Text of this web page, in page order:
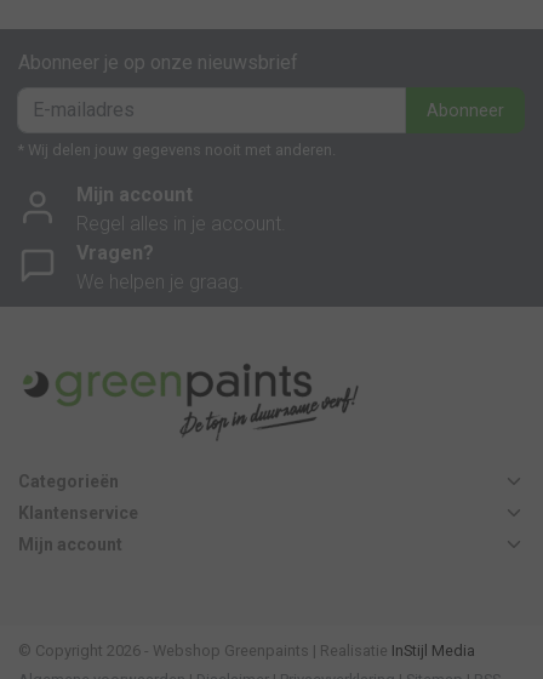
Abonneer je op onze nieuwsbrief
Abonneer
* Wij delen jouw gegevens nooit met anderen.
Mijn account
Regel alles in je account.
Vragen?
We helpen je graag.
Categorieën
Klantenservice
Mijn account
© Copyright 2026 - Webshop Greenpaints | Realisatie InStijl Media